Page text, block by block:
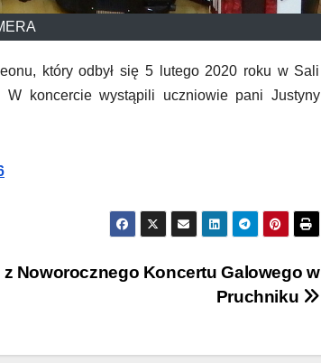
który odbył się 5 lutego 2020 roku w Sali
W koncercie wystąpili uczniowie pani Justyny
z Noworocznego Koncertu Galowego w
Pruchniku